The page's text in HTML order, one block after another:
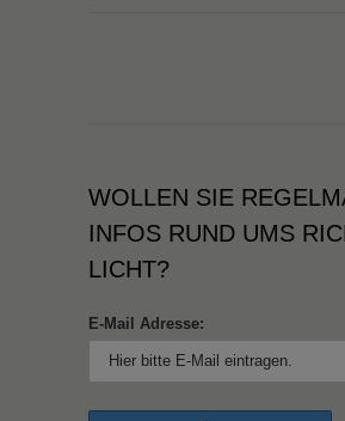
WOLLEN SIE
NFOS RUND UMS
ICHT?
E-Mail Adresse: